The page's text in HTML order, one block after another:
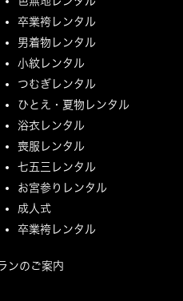
卒業袴レンタル
男着物レンタル
小紋レンタル
つむぎレンタル
ひとえ・夏物レンタル
浴衣レンタル
喪服レンタル
七五三レンタル
お宮参りレンタル
成人式
卒業袴レンタル
ンのご案内